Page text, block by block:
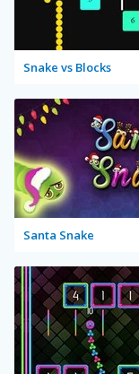
Snake vs Blocks
Santa Snake